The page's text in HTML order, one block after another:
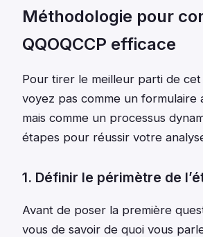
Méthodologie pour
QQOQCCP efficace
Pour tirer le meilleur parti de
voyez pas comme un formulaire
mais comme un processus
étapes pour réussir votre
1. Définir le périmètre de
Avant de poser la première
vous de savoir de quoi vous